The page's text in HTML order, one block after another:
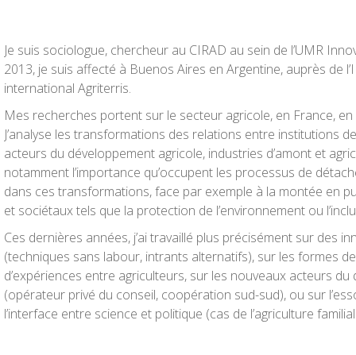
Je suis sociologue, chercheur au CIRAD au sein de l’UMR
2013, je suis affecté à Buenos Aires en Argentine, auprès de
international Agriterris.
Mes recherches portent sur le secteur agricole, en France,
J’analyse les transformations des relations entre institutions
acteurs du développement agricole, industries d’amont et
notamment l’importance qu’occupent les processus de
dans ces transformations, face par exemple à la montée en
et sociétaux tels que la protection de l’environnement ou
Ces dernières années, j’ai travaillé plus précisément sur des
(techniques sans labour, intrants alternatifs), sur les formes
d’expériences entre agriculteurs, sur les nouveaux acteurs
(opérateur privé du conseil, coopération sud-sud), ou sur
l’interface entre science et politique (cas de l’agriculture